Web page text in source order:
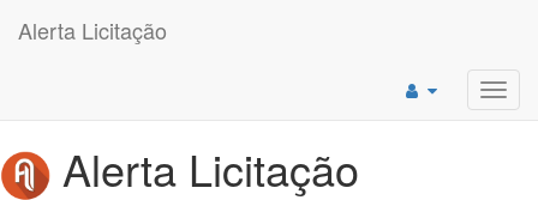
Alerta Licitação
Alerta Licitação